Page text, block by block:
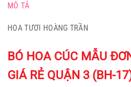
MÔ TẢ
HOA TƯƠI HOÀNG TRẦN
BÓ HOA CÚC MẪU
GIÁ RẺ QUẬN 3 (BH-